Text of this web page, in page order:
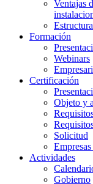
Ventajas
Formación
Webinars
Certificación
Objeto y
Solicitud
Actividades
Gobierno